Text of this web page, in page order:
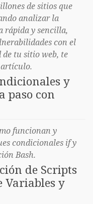
de sitios que
analizar la
rápida y sencilla,
con el
tu sitio web, te
artículo.
y
paso con
funcionan y
condicionales if y
Bash.
de Scripts
Variables y